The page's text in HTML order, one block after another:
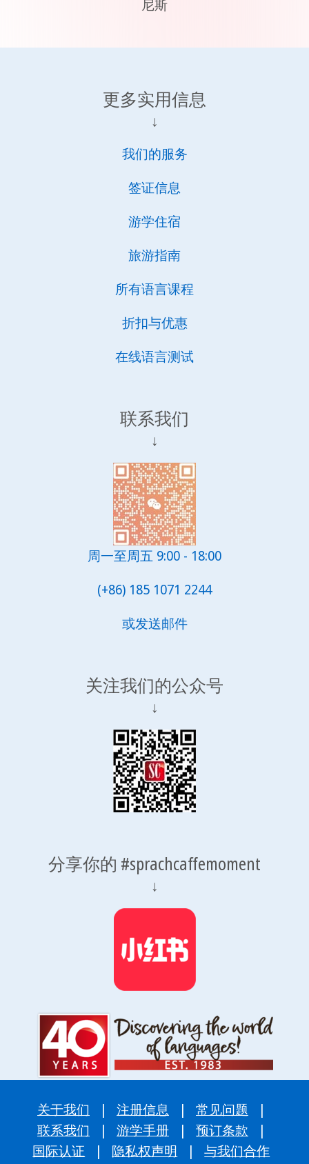
尼斯
更多实用信息
↓
我们的服务
签证信息
游学住宿
旅游指南
所有语言课程
折扣与优惠
在线语言测试
联系我们
↓
周一至周五 9:00 - 18:00
(+86) 185 1071 2244
或发送邮件
关注我们的公众号
↓
分享你的 #sprachcaffemoment
↓
关于我们 | 注册信息 | 常见问题
|
联系我们
| 游学手册 | 预订条款
|
国际认证
| 隐私权声明 |
与我们合作